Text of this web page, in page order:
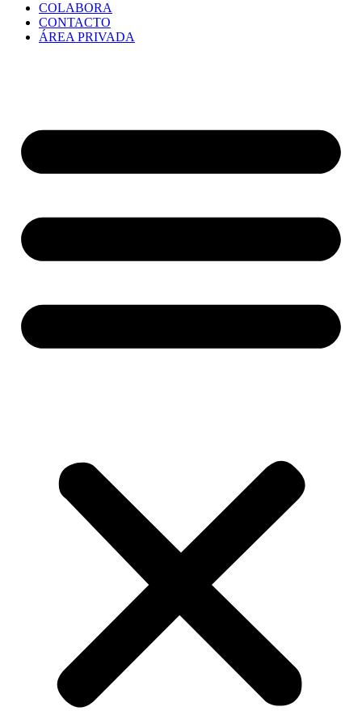
COLABORA
CONTACTO
ÁREA PRIVADA